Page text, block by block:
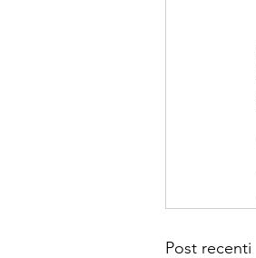
Post recenti